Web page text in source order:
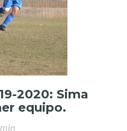
2020: Sima
equipo.